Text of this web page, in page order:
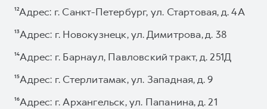
¹²Адрес: г. Санкт-Петербург, ул. Стартовая, д. 4А
¹³Адрес: г. Новокузнецк, ул. Димитрова, д. 38
¹⁴Адрес: г. Барнаул, Павловский тракт, д. 251Д
¹⁵Адрес: г. Стерлитамак, ул. Западная, д. 9
¹⁶Адрес: г. Архангельск, ул. Папанина, д. 21